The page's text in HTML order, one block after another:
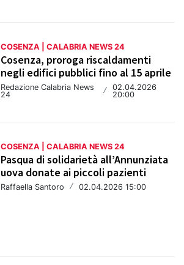
COSENZA | CALABRIA NEWS 24
Cosenza, proroga riscaldamenti
negli edifici pubblici fino al 15 aprile
Redazione Calabria News
24
/ 02.04.2026
20:00
COSENZA | CALABRIA NEWS 24
Pasqua di solidarietà all’Annunziata
uova donate ai piccoli pazienti
Raffaella Santoro / 02.04.2026 15:00